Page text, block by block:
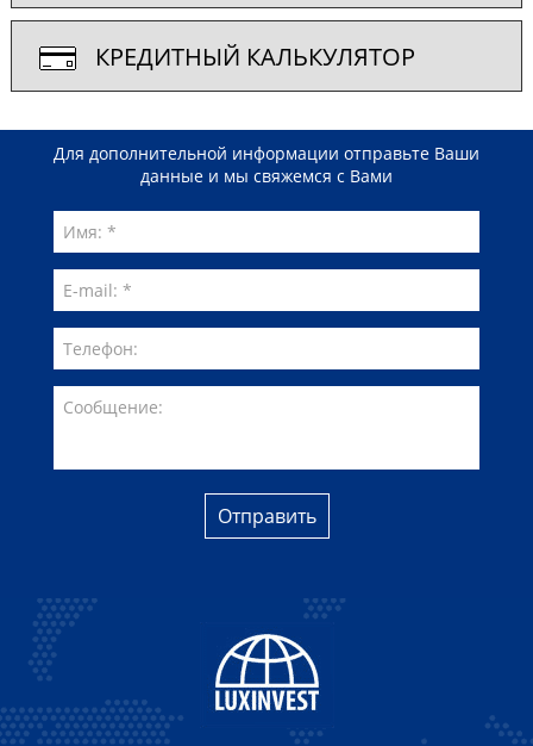
КРЕДИТНЫЙ КАЛЬКУЛЯТОР
Для дополнительной информации отправьте Ваши
данные и мы свяжемся с Вами
Отправить